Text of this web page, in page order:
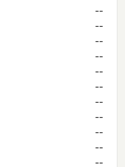
--
--
--
--
--
--
--
--
--
--
--